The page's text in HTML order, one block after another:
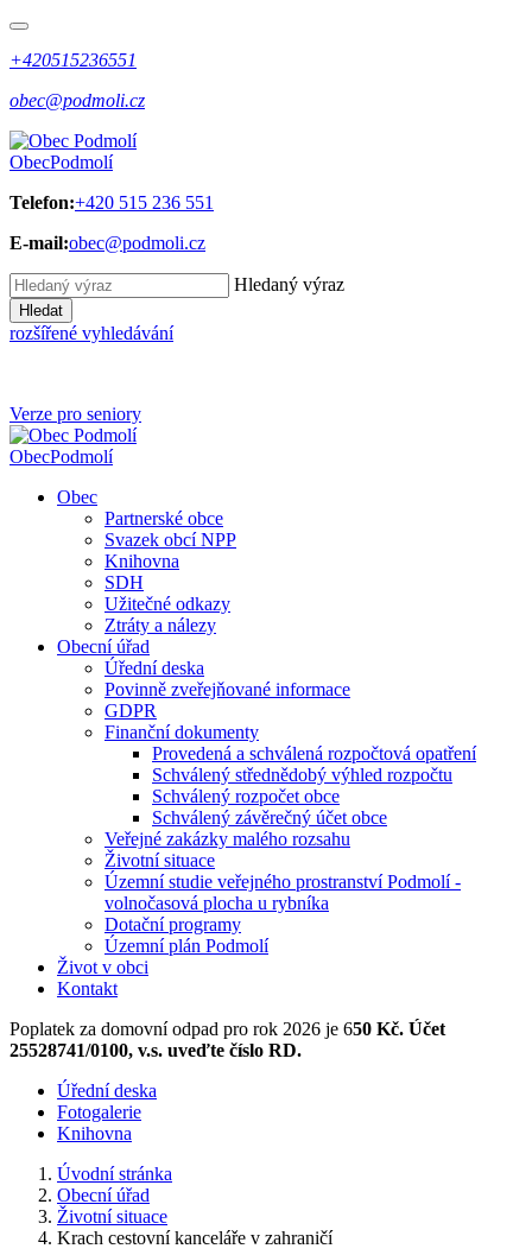
+420515236551
obec@podmoli.cz
ObecPodmolí
Telefon:+420 515 236 551
E-mail:obec@podmoli.cz
Hledaný výraz
Hledat
rozšířené vyhledávání
Verze pro seniory
ObecPodmolí
Obec
Partnerské obce
Svazek obcí NPP
Knihovna
SDH
Užitečné odkazy
Ztráty a nálezy
Obecní úřad
Úřední deska
Povinně zveřejňované informace
GDPR
Finanční dokumenty
Provedená a schválená rozpočtová opatření
Schválený střednědobý výhled rozpočtu
Schválený rozpočet obce
Schválený závěrečný účet obce
Veřejné zakázky malého rozsahu
Životní situace
Územní studie veřejného prostranství Podmolí -
volnočasová plocha u rybníka
Dotační programy
Územní plán Podmolí
Život v obci
Kontakt
Poplatek za domovní odpad pro rok 2026 je 650 Kč. Účet
25528741/0100, v.s. uveďte číslo RD.
Úřední deska
Fotogalerie
Knihovna
Úvodní stránka
Obecní úřad
Životní situace
Krach cestovní kanceláře v zahraničí